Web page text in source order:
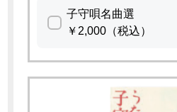
～それは小さな労働歌～
子守唄名曲選
￥2,000（税込）
教材DVDと福読本（A5版オール
①ー子守唄という処方箋